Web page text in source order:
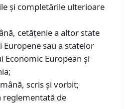
şi completările ulterioare
cetăţenie a altor state
sau a statelor
Economic European şi
scris şi vorbit;
reglementată de